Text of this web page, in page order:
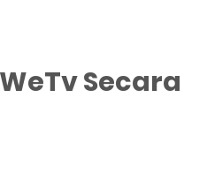
Secara